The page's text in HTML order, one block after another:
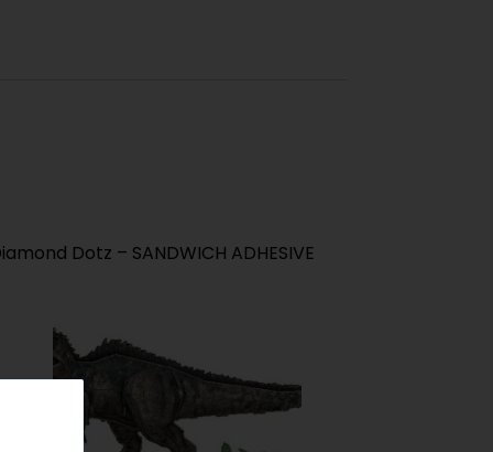
Dotz – SANDWICH ADHESIVE